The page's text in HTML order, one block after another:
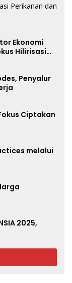
Ekonomi
Hilirisasi
Penyalur
Ciptakan
melalui
2025,